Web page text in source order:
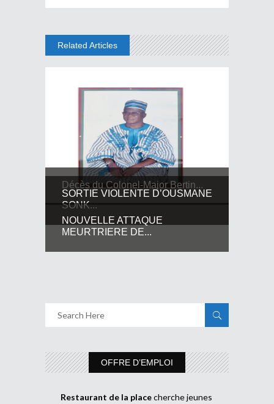
Related Articles
Décès du Colonel-Major Bertin...
SORTIE VIOLENTE D’OUSMANE
SONK...
NOUVELLE ATTAQUE
MEURTRIERE DE...
OFFRE D’EMPLOI
Restaurant de la placecherche jeunes